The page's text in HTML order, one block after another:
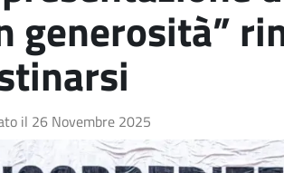
generosità”
il 26 Novembre 2025